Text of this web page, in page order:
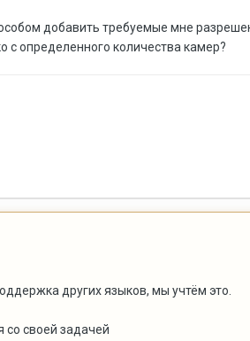
добавить требуемые мне
определенного количества камер?
других языков, мы учтём это.
со своей задачей